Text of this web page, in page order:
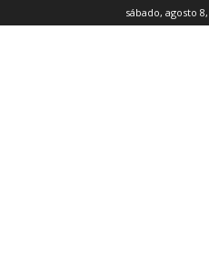
sábado, agosto